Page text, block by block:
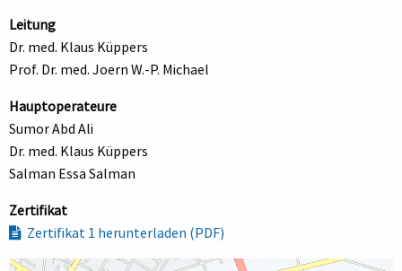
Leitung
Dr. med. Klaus Küppers
Prof. Dr. med. Joern W.-P. Michael
Hauptoperateure
Sumor Abd Ali
Dr. med. Klaus Küppers
Salman Essa Salman
Zertifikat
Zertifikat 1 herunterladen (PDF)